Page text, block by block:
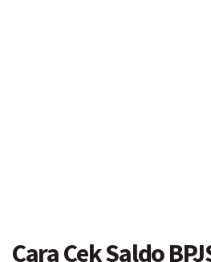
Cara Cek Saldo